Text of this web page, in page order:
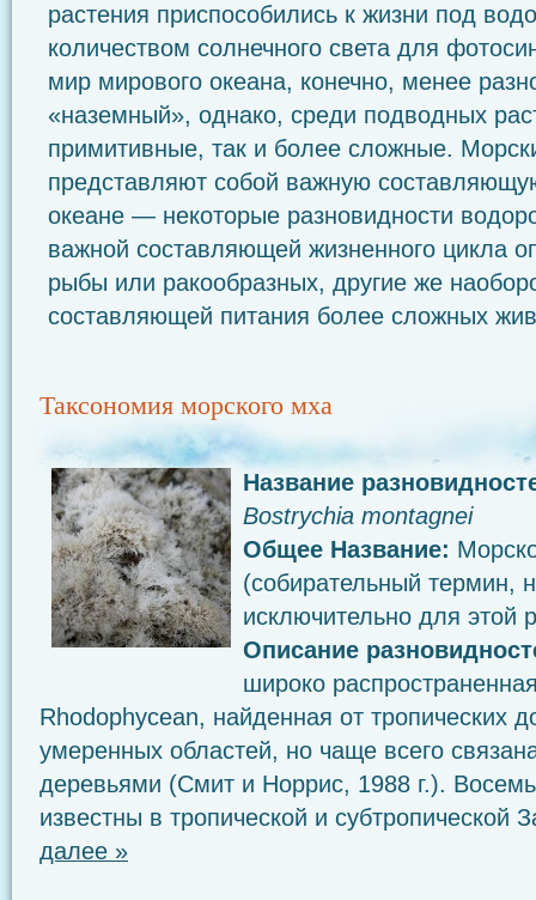
растения приспособились к жизни под
количеством солнечного света для
мир мирового океана, конечно, менее
«наземный», однако, среди подводных
примитивные, так и более сложные.
представляют собой важную
океане — некоторые разновидности
важной составляющей жизненного цикла
рыбы или ракообразных, другие же
составляющей питания более сложных
Таксономия морского мха
Название
Bostrychia montagnei
Общее Название:
(собирательный термин,
исключительно для этой
Описание
широко
Rhodophycean, найденная от тропических
умеренных областей, но чаще всего
деревьями (Смит и Норрис, 1988 г.).
известны в тропической и субтропической
далее »